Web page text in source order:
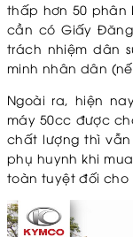
thấp hơn 50 phân
cần có Giấy
trách nhiệm dân
minh nhân dân
Ngoài ra, hiện
máy 50cc được
chất lượng thì
phụ huynh khi
toàn tuyệt đối cho